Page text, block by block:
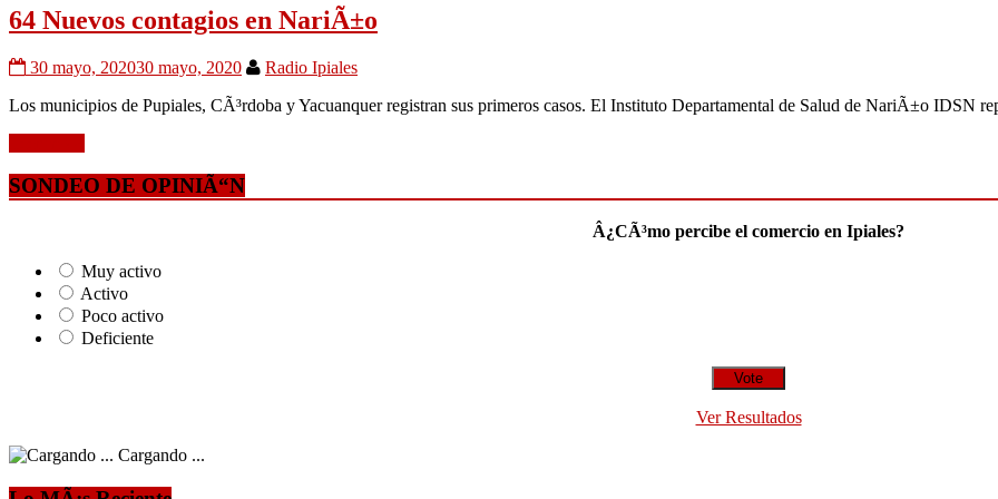
64 Nuevos contagios en NariÃ±o
30 mayo, 202030 mayo, 2020
Radio Ipiales
Los municipios de Pupiales, CÃ³rdoba y Yacuanquer registran sus primeros casos. El Instituto Departamental de Salud de NariÃ±o IDSN
SONDEO DE OPINIÃ“N
Â¿CÃ³mo percibe el comercio en Ipiales?
Muy activo
Activo
Poco activo
Deficiente
Ver Resultados
Cargando ...